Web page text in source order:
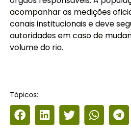
acompanhar as medições
canais institucionais e deve
autoridades em caso de
volume do rio.
Tópicos: